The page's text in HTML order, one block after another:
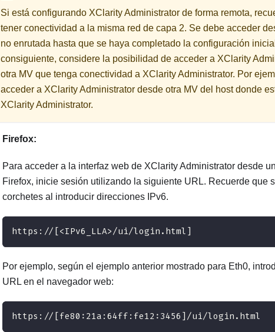
Si está configurando XClarity Administrator de forma remota,
tener conectividad a la misma red de capa 2. Se debe acceder
no enrutada hasta que se haya completado la configuración
consiguiente, considere la posibilidad de acceder a XClarity
otra MV que tenga conectividad a XClarity Administrator. Por
acceder a XClarity Administrator desde otra MV del host donde
XClarity Administrator.
Firefox:
Para acceder a la interfaz web de XClarity Administrator desde
Firefox, inicie sesión utilizando la siguiente URL. Recuerde que
corchetes al introducir direcciones IPv6.
https://[<IPv6_LLA>/ui/login.html]
Por ejemplo, según el ejemplo anterior mostrado para Eth0,
URL en el navegador web:
https://[fe80:21a:64ff:fe12:3456]/ui/login.html